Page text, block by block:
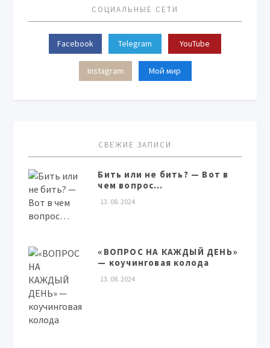
СОЦИАЛЬНЫЕ СЕТИ
Facebook Telegram YouTube
Instagram Мой мир
СВЕЖИЕ ЗАПИСИ
Бить или не бить? — Вот в
чем вопрос…
13. 08. 2024
«ВОПРОС НА КАЖДЫЙ ДЕНЬ»
— коучинговая колода
13. 08. 2024